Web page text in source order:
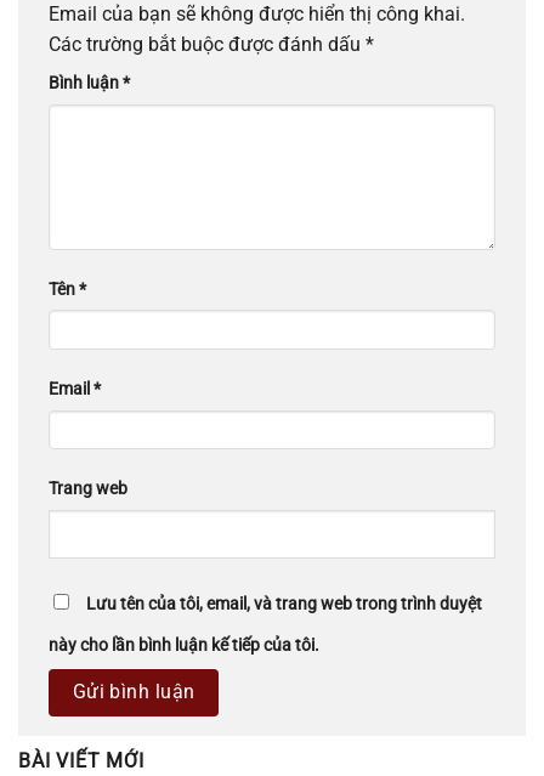
Email của bạn sẽ không được hiển thị công khai.
Các trường bắt buộc được đánh dấu *
Bình luận*
Tên*
Email *
Trang web
Lưu tên của tôi, email, và trang web trong trình duyệt
này cho lần bình luận kế tiếp của tôi.
BÀI VIẾT MỚI